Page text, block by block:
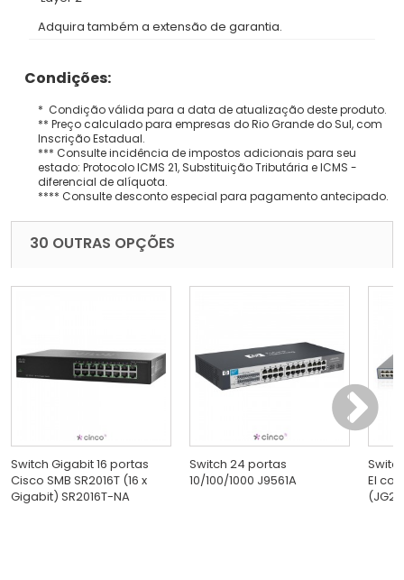
Adquira também a extensão de garantia.
Condições:
* Condição válida para a data de atualização deste produto.
** Preço calculado para empresas do Rio Grande do Sul, com
Inscrição Estadual.
*** Consulte incidência de impostos adicionais para seu
estado: Protocolo ICMS 21, Substituição Tributária e ICMS -
diferencial de alíquota.
**** Consulte desconto especial para pagamento antecipado.
30 OUTRAS OPÇÕES
Switch Gigabit 16 portas
Cisco SMB SR2016T (16 x
Gigabit) SR2016T-NA
Switch 24 portas
10/100/1000 J9561A
EI